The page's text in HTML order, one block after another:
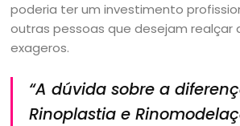
poderia ter um investimento
outras pessoas que desejam realçar
exageros.
“A dúvida sobre a
Rinoplastia e